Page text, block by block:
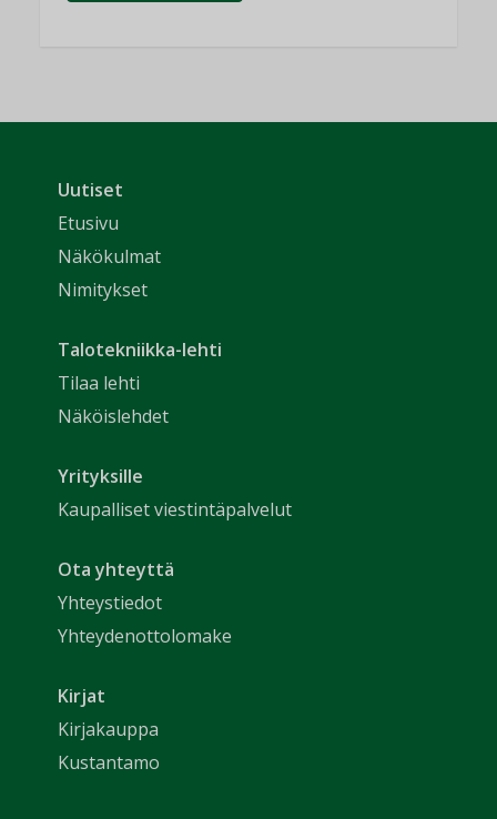
Uutiset
Etusivu
Näkökulmat
Nimitykset
Talotekniikka-lehti
Tilaa lehti
Näköislehdet
Yrityksille
Kaupalliset viestintäpalvelut
Ota yhteyttä
Yhteystiedot
Yhteydenottolomake
Kirjat
Kirjakauppa
Kustantamo